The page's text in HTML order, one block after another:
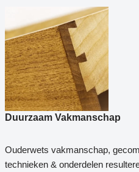
Duurzaam Vakmanschap
Ouderwets vakmanschap,
technieken & onderdelen